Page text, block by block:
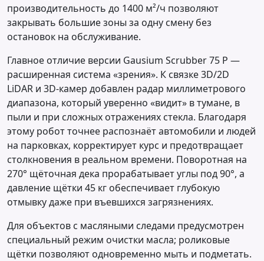
производительность до 1400 м²/ч позволяют
закрывать большие зоны за одну смену без
остановок на обслуживание.
Главное отличие версии Gausium Scrubber 75 P —
расширенная система «зрения». К связке 3D/2D
LiDAR и 3D-камер добавлен радар миллиметрового
диапазона, который уверенно «видит» в тумане, в
пыли и при сложных отражениях стекла. Благодаря
этому робот точнее распознаёт автомобили и людей
на парковках, корректирует курс и предотвращает
столкновения в реальном времени. Поворотная на
270° щёточная дека прорабатывает углы под 90°, а
давление щётки 45 кг обеспечивает глубокую
отмывку даже при въевшихся загрязнениях.
Для объектов с масляными следами предусмотрен
специальный режим очистки масла; роликовые
щётки позволяют одновременно мыть и подметать.